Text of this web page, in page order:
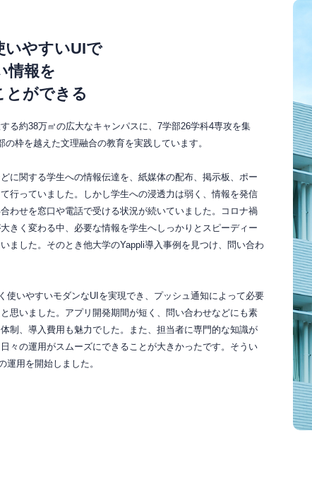
いやすいUIで
情報を
とができる
る約38万㎡の広大なキャンパスに、7学部26学科4専攻を集
枠を越えた文理融合の教育を実践しています。
に関する学生への情報伝達を、紙媒体の配布、掲示板、ポー
行っていました。しかし学生への浸透力は弱く、情報を発信
わせを窓口や電話で受ける状況が続いていました。コロナ禍
きく変わる中、必要な情報を学生へしっかりとスピーディー
ました。そのとき他大学のYappli導入事例を見つけ、問い合わ
使いやすいモダンなUIを実現でき、プッシュ通知によって必要
思いました。アプリ開発期間が短く、問い合わせなどにも素
制、導入費用も魅力でした。また、担当者に専門的な知識が
々の運用がスムーズにできることが大きかったです。そうい
運用を開始しました。